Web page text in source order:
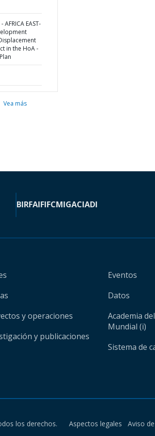
AFRICA EAST-
in the HoA -
Vea más
BIRFAIFIFCMIGACIADI
y operaciones
y publicaciones
Eventos
Datos
Academia
Mundial (i)
Sistema de
los derechos. Aspectos legales Aviso